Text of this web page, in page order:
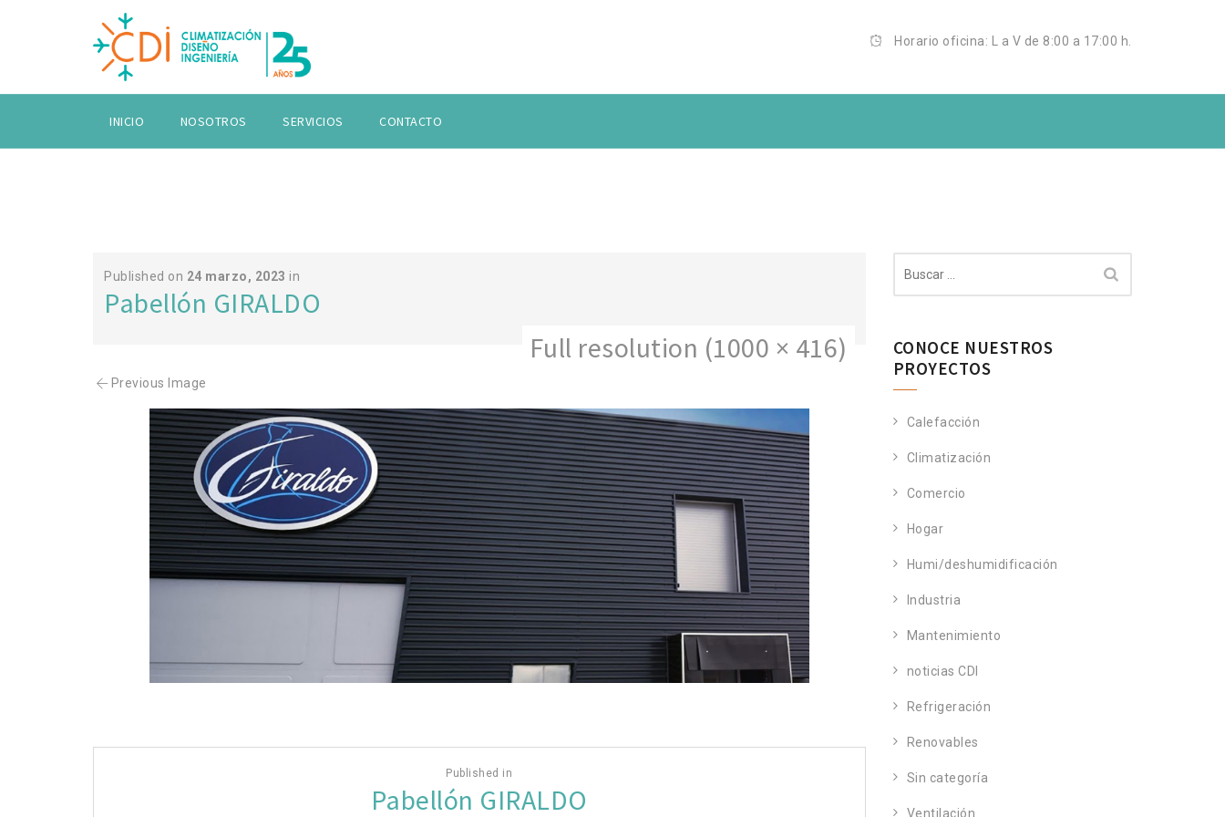
Horario oficina: L a V de 8:00 a 17:00 h.
INICIO NOSOTROS SERVICIOS CONTACTO
Published on 24 marzo, 2023 in
Pabellón GIRALDO
Full resolution (1000 × 416)
Previous Image
Published in
Pabellón GIRALDO
CONOCE NUESTROS
PROYECTOS
Calefacción
Climatización
Comercio
Hogar
Humi/deshumidificación
Industria
Mantenimiento
noticias CDI
Refrigeración
Renovables
Sin categoría
Ventilación